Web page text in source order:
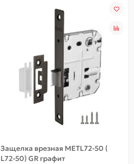
Защелка врезная METL72-50 (
L72-50) GR графит